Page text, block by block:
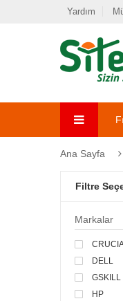
Yardım
Ana Sayfa
Filtre
Markalar
DELL
GSKILL
HP